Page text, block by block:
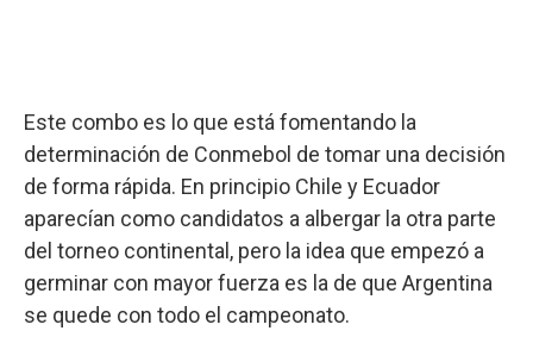
Este combo es lo que está fomentando la
determinación de Conmebol de tomar una decisión
de forma rápida. En principio Chile y Ecuador
aparecían como candidatos a albergar la otra parte
del torneo continental, pero la idea que empezó a
germinar con mayor fuerza es la de que Argentina
se quede con todo el campeonato.